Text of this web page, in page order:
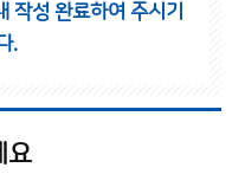
작성 완료하여 주시기
.
요